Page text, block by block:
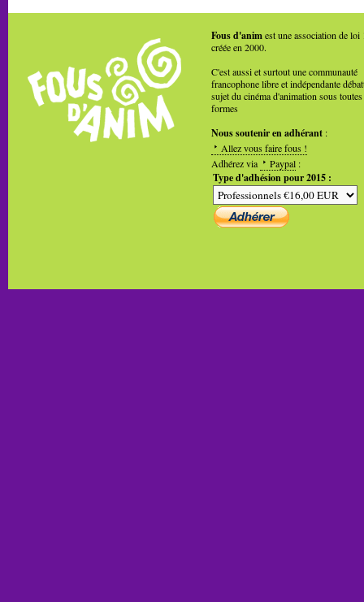
Fous d'animest une association de loi
créée en 2000.
C'est aussi et surtout une communauté
francophone libre et indépendante
sujet du cinéma d'animation sous toutes
formes
Nous soutenir en adhérant :
Allez vous faire fous !
Adhérez via
Paypal :
Type d'adhésion pour 2015 :